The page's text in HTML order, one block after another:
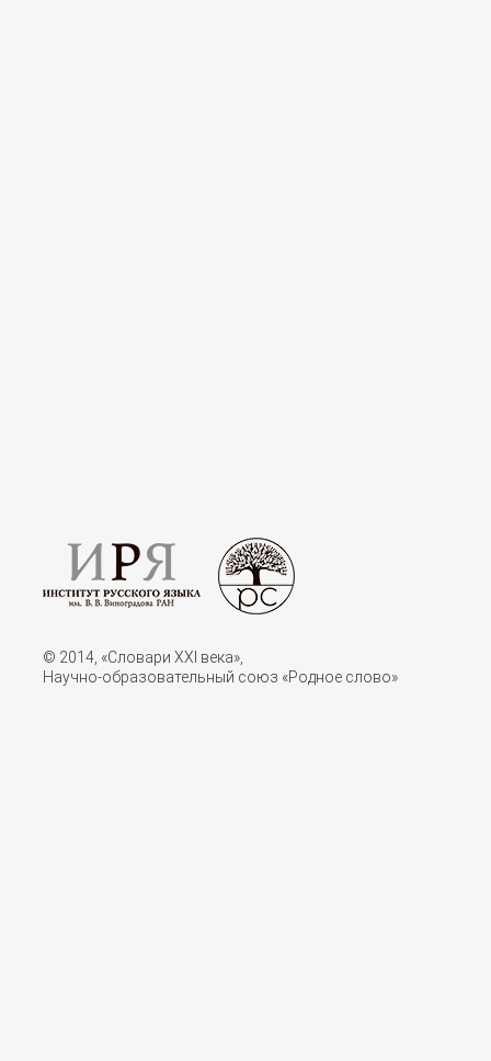
© 2014, «Словари XXI векa»,
Научно-образовательный союз «Родное слово»